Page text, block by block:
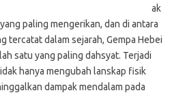
ak
paling mengerikan, dan di antara
tercatat dalam sejarah, Gempa Hebei
satu yang paling dahsyat. Terjadi
hanya mengubah lanskap fisik
dampak mendalam pada